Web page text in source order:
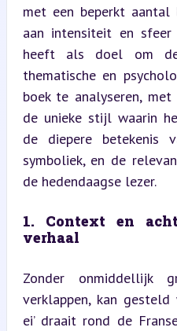
met een beperkt aantal
aan intensiteit en
heeft als doel om
thematische en
boek te analyseren,
de unieke stijl waarin
de diepere betekenis
symboliek, en de
de hedendaagse lezer.
1. Context en
verhaal
Zonder onmiddellijk
verklappen, kan
ei’ draait rond de